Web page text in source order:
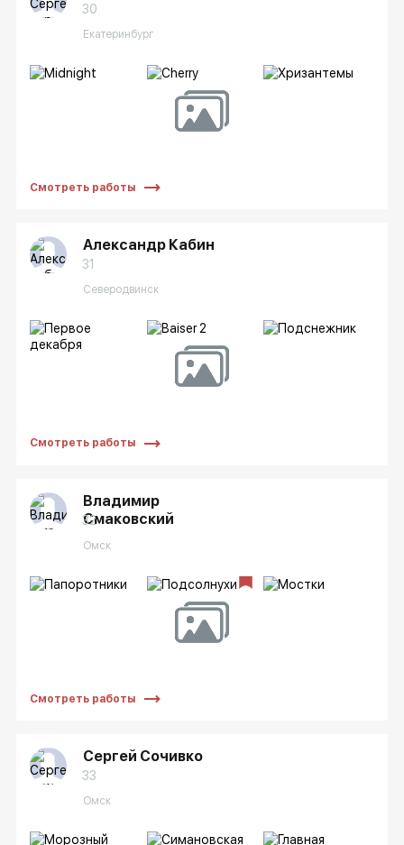
30
Екатеринбург
Смотреть работы
Александр Кабин
31
Северодвинск
Смотреть работы
Владимир
Смаковский
32
Омск
Смотреть работы
Сергей Сочивко
33
Омск